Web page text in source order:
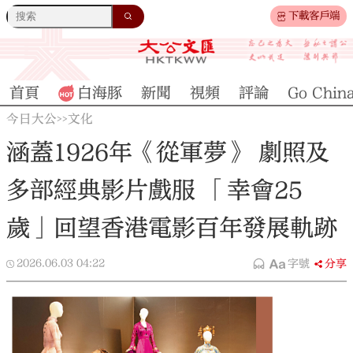
下載客戶端
首頁 白海豚 新聞 視頻 評論 Go
今日大公>>文化
涵蓋1926年《從軍夢》 劇照及
多部經典影片戲服 「幸會25
歲」回望香港電影百年發展軌跡
2026.06.03 04:22 字號 分享